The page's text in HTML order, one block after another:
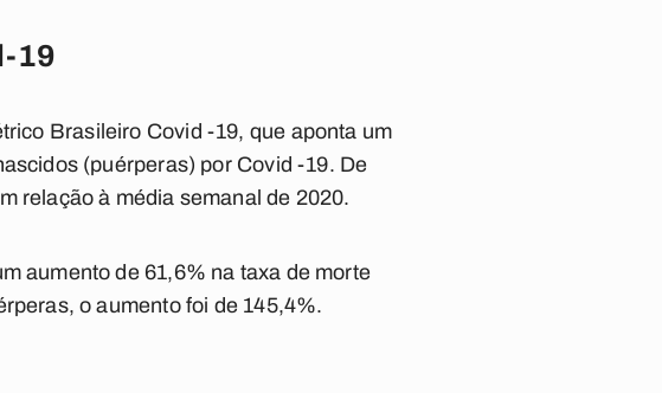
19
Brasileiro Covid -19, que aponta um
(puérperas) por Covid -19. De
relação à média semanal de 2020.
aumento de 61,6% na taxa de morte
o aumento foi de 145,4%.